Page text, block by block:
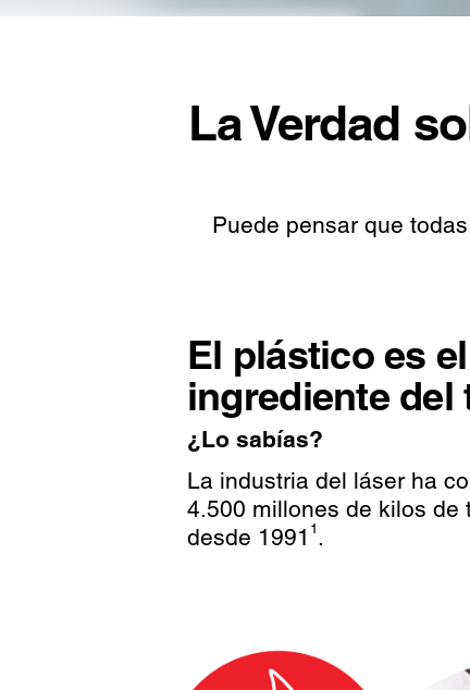
La Verdad
Puede pensar que
El plástico es
ingrediente del
¿Lo sabías?
La industria del láser ha
4.500 millones de kilos de
desde 1991 1 .